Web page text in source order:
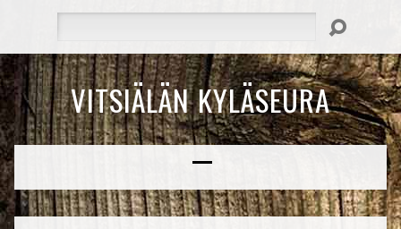
VITSIÄLÄN KYLÄSEURA